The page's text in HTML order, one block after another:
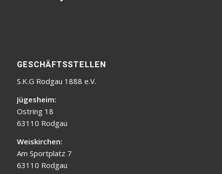
GESCHÄFTSSTELLEN
S.K.G Rodgau 1888 e.V.
Jügesheim:
Ostring 18
63110 Rodgau
Weiskirchen:
Am Sportplatz 7
63110 Rodgau